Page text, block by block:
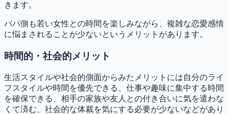
きます。
パパ側も若い女性との時間を楽しみながら、複雑な恋愛感情
に悩まされることが少ないというメリットがあります。
時間的・社会的メリット
生活スタイルや社会的側面からみたメリットには自分のライ
フスタイルや時間を優先できる、仕事や趣味に集中する時間
を確保できる、相手の家族や友人との付き合いに気を遣わな
くて済む、社会的な体裁を気にする必要が少ないなどがあり